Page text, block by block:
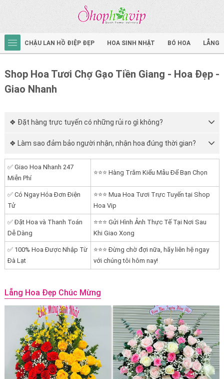
CHẬU LAN HỒ ĐIỆP ĐẸP HOA SINH NHẬT BÓ HOA LẴNG
Shop Hoa Tươi Chợ Gạo Tiền Giang - Hoa Đẹp -
Giao Nhanh
❖ Đặt hàng trực tuyến có những rủi ro gì không?
❖ Làm sao đảm bảo người nhận, nhận hoa đúng thời gian?
✅ Giao Hoa Nhanh 247
Miễn Phí
⭐⭐⭐ Hàng Trăm Kiểu Mẫu Để Bạn Chọn
✅ Có Ngay Hóa Đơn Điện
Tử
⭐⭐⭐ Mua Hoa Tươi Trực Tuyến tại Shop
Hoa Vip
✅ Đặt Hoa và Thanh Toán
Dễ Dàng
⭐⭐⭐ Gửi Hình Ảnh Thực Tế Tại Nơi Sau
Khi Giao Xong
✅ 100% Hoa Được Nhập Từ
Đà Lạt
⭐⭐⭐ Đừng chờ đợi nữa, hãy liên hệ ngay
với chúng tôi hôm nay!
Lẵng Hoa Đẹp Chúc Mừng